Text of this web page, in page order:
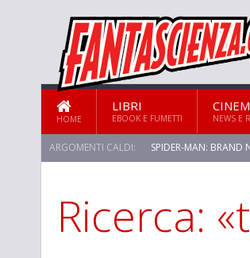
HOME
LIBRI
EBOOK E FUMETTI NEWS E
ARGOMENTI CALDI: SPIDER-MAN: BRAND
STAR TREK: STRANGE NEW WORLDS
Ricerca: